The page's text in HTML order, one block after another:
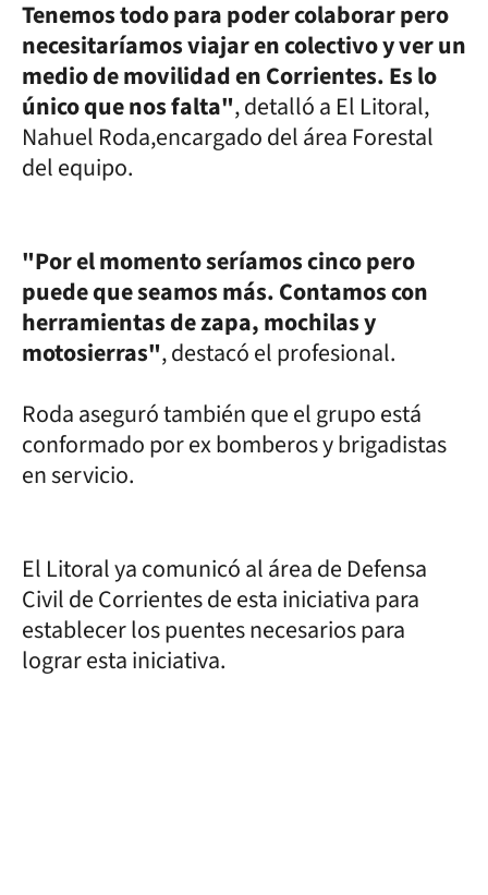
Tenemos todo para poder colaborar pero
necesitaríamos viajar en colectivo y ver un
medio de movilidad en Corrientes. Es lo
único que nos falta", detalló a El Litoral,
Nahuel Roda,encargado del área Forestal
del equipo.
"Por el momento seríamos cinco pero
puede que seamos más. Contamos con
herramientas de zapa, mochilas y
motosierras", destacó el profesional.
Roda aseguró también que el grupo está
conformado por ex bomberos y brigadistas
en servicio.
El Litoral ya comunicó al área de Defensa
Civil de Corrientes de esta iniciativa para
establecer los puentes necesarios para
lograr esta iniciativa.